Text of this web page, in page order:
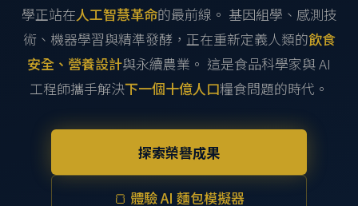
學正站在人工智慧革命的最前線。 基因組學、感測技
術、機器學習與精準發酵，正在重新定義人類的飲食
安全、營養設計與永續農業。 這是食品科學家與 AI
工程師攜手解決下一個十億人口糧食問題的時代。
探索榮譽成果
🍞 體驗 AI 麵包模擬器